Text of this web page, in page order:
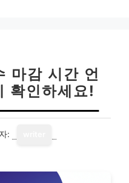
마감 시간 언
확인하세요!
: